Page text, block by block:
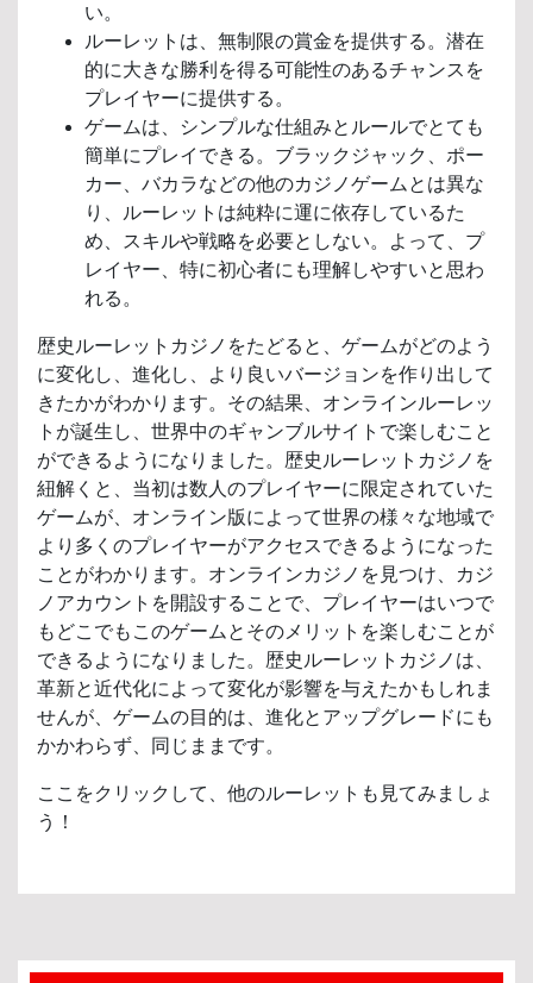
い。
ルーレットは、無制限の賞金を提供する。潜在
的に大きな勝利を得る可能性のあるチャンスを
プレイヤーに提供する。
ゲームは、シンプルな仕組みとルールでとても
簡単にプレイできる。ブラックジャック、ポー
カー、バカラなどの他のカジノゲームとは異な
り、ルーレットは純粋に運に依存しているた
め、スキルや戦略を必要としない。よって、プ
レイヤー、特に初心者にも理解しやすいと思わ
れる。
歴史ルーレットカジノをたどると、ゲームがどのよう
に変化し、進化し、より良いバージョンを作り出して
きたかがわかります。その結果、オンラインルーレッ
トが誕生し、世界中のギャンブルサイトで楽しむこと
ができるようになりました。歴史ルーレットカジノを
紐解くと、当初は数人のプレイヤーに限定されていた
ゲームが、オンライン版によって世界の様々な地域で
より多くのプレイヤーがアクセスできるようになった
ことがわかります。オンラインカジノを見つけ、カジ
ノアカウントを開設することで、プレイヤーはいつで
もどこでもこのゲームとそのメリットを楽しむことが
できるようになりました。歴史ルーレットカジノは、
革新と近代化によって変化が影響を与えたかもしれま
せんが、ゲームの目的は、進化とアップグレードにも
かかわらず、同じままです。
ここをクリックして、他のルーレットも見てみましょ
う！